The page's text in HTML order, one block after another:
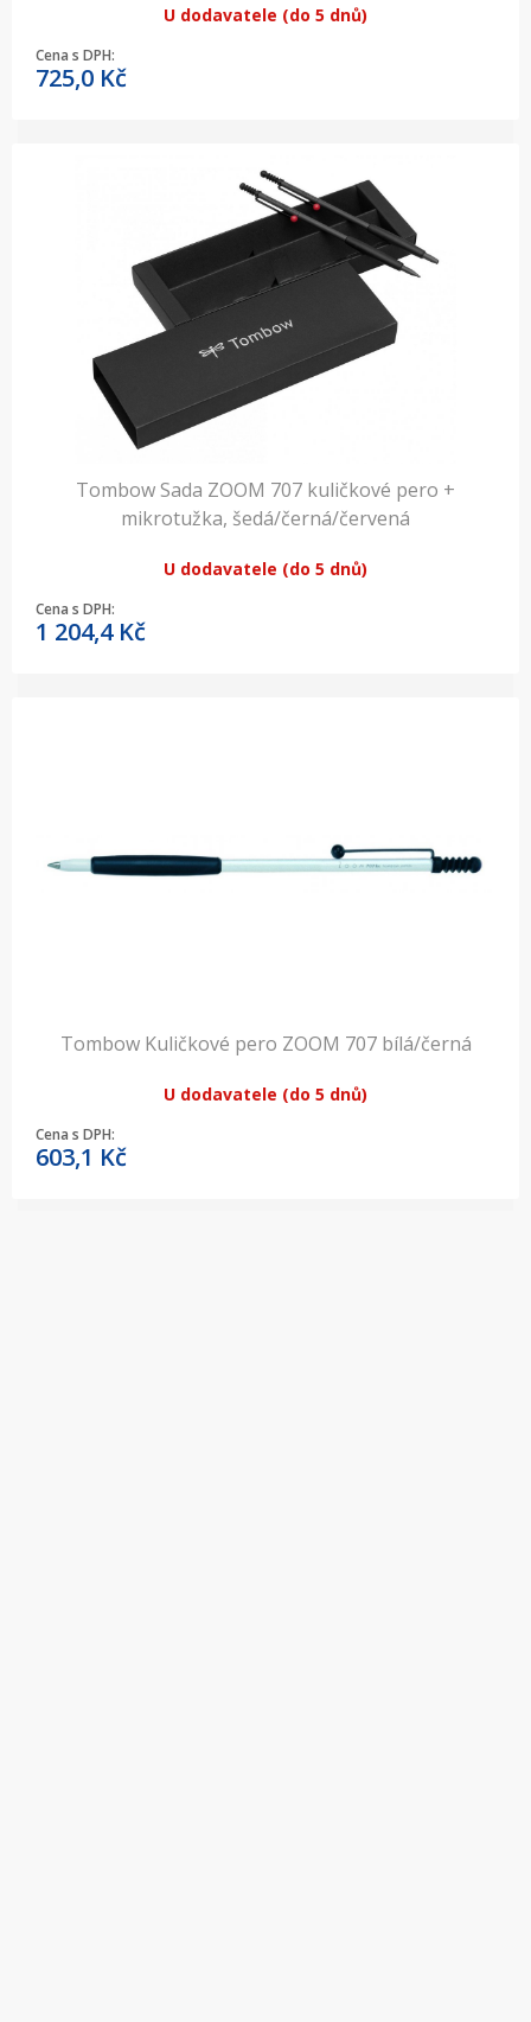
U dodavatele (do 5 dnů)
Cena s DPH:
725,0 Kč
Tombow Sada ZOOM 707 kuličkové pero +
mikrotužka, šedá/černá/červená
U dodavatele (do 5 dnů)
Cena s DPH:
1 204,4 Kč
Tombow Kuličkové pero ZOOM 707 bílá/černá
U dodavatele (do 5 dnů)
Cena s DPH:
603,1 Kč